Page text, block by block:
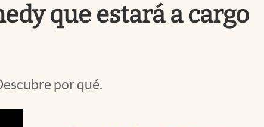
que estará a cargo
por qué.